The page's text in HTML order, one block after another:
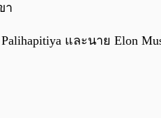
า
และนาย Elon